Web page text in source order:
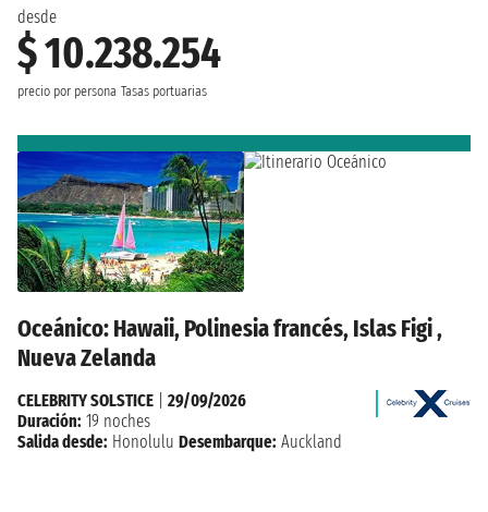
desde
$ 10.238.254
precio por persona Tasas portuarias
Oceánico: Hawaii, Polinesia francés, Islas Figi ,
Nueva Zelanda
CELEBRITY SOLSTICE
29/09/2026
Duración: 19 noches
Salida desde: Honolulu Desembarque: Auckland